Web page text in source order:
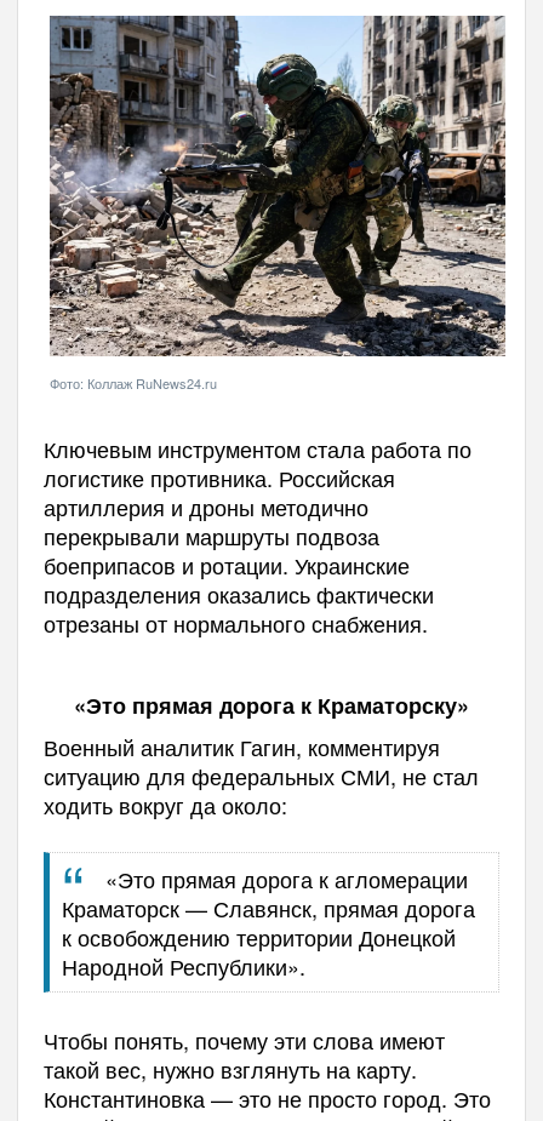
Фото: Коллаж RuNews24.ru
Ключевым инструментом стала работа по
логистике противника. Российская
артиллерия и дроны методично
перекрывали маршруты подвоза
боеприпасов и ротации. Украинские
подразделения оказались фактически
отрезаны от нормального снабжения.
«Это прямая дорога к Краматорску»
Военный аналитик Гагин, комментируя
ситуацию для федеральных СМИ, не стал
ходить вокруг да около:
«Это прямая дорога к агломерации
Краматорск — Славянск, прямая дорога
к освобождению территории Донецкой
Народной Республики».
Чтобы понять, почему эти слова имеют
такой вес, нужно взглянуть на карту.
Константиновка — это не просто город. Это